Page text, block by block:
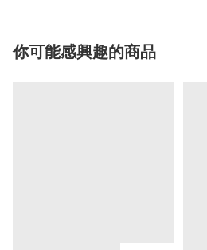
你可能感興趣的商品